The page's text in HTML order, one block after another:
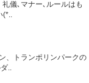
儀､マナー､ルールはも
(*..
、トランポリンパークの
..